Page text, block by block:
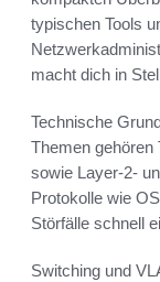
typischen Tools
macht dich in
Technische
Themen gehören
sowie Layer-2-
Protokolle wie
Störfälle schnell
Switching und